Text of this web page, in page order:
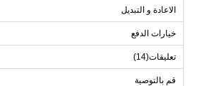
L-XL
S-M
الاعادة و التبديل
خيارات الدفع
تعليقات(14)
قم بالتوصية